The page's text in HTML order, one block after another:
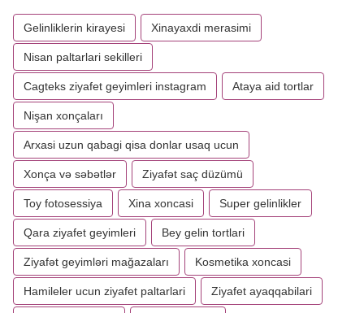
Gelinliklerin kirayesi Xinayaxdi merasimi
Nisan paltarlari sekilleri
Cagteks ziyafet geyimleri instagram Ataya aid tortlar
Nişan xonçaları
Arxasi uzun qabagi qisa donlar usaq ucun
Xonça və səbətlər Ziyafət saç düzümü
Toy fotosessiya Xina xoncasi Super gelinlikler
Qara ziyafet geyimleri Bey gelin tortlari
Ziyafət geyimləri mağazaları Kosmetika xoncasi
Hamileler ucun ziyafet paltarlari Ziyafet ayaqqabilari